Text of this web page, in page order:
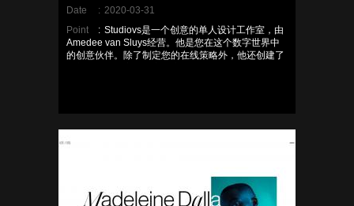
Date : 2020-03-31
Point
: Studiovs是一个创意的单人设计工作室，由
Amedee van Sluys经营。他是您在这个数字世界中
的创意伙伴。除了制定您的在线策略外，他还创建了